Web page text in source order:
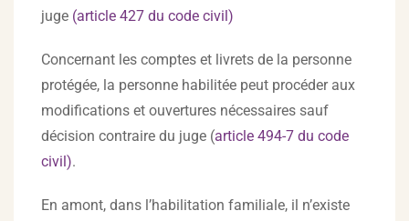
juge (article 427 du code civil)
Concernant les comptes et livrets de la personne
protégée, la personne habilitée peut procéder aux
modifications et ouvertures nécessaires sauf
décision contraire du juge (article 494-7 du code
civil).
En amont, dans l’habilitation familiale, il n’existe